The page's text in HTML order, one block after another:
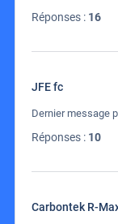
Réponses : 16
JFE fc
Dernier message
Réponses : 10
Carbontek R-